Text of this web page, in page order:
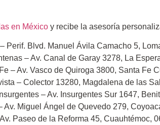
en México y recibe la asesoría
Perif. Blvd. Manuel Ávila Camacho 5,
– Av. Canal de Garay 3278, La
– Av. Vasco de Quiroga 3800, Santa Fe
– Colector 13280, Magdalena de las
– Av. Insurgentes Sur 1647,
Av. Miguel Ángel de Quevedo 279,
Paseo de la Reforma 45, Cuauhtémoc,